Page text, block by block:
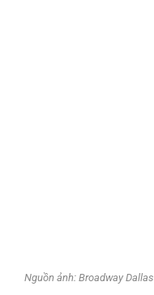
Nguồn ảnh: Broadway Dallas